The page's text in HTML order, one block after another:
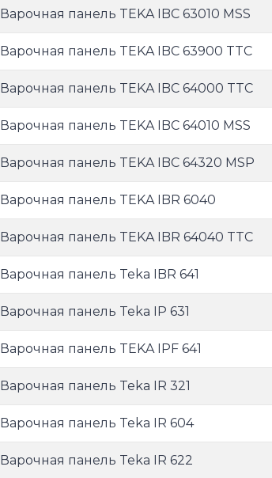
Варочная панель TEKA IBC 63010 MSS
Варочная панель TEKA IBC 63900 TTC
Варочная панель TEKA IBC 64000 TTC
Варочная панель TEKA IBC 64010 MSS
Варочная панель TEKA IBC 64320 MSP
Варочная панель TEKA IBR 6040
Варочная панель TEKA IBR 64040 TTC
Варочная панель Teka IBR 641
Варочная панель Teka IP 631
Варочная панель TEKA IPF 641
Варочная панель Teka IR 321
Варочная панель Teka IR 604
Варочная панель Teka IR 622